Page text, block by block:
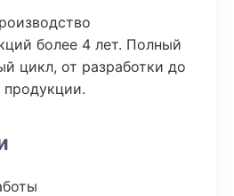
более 4 лет. Полный
цикл, от разработки до
продукции.